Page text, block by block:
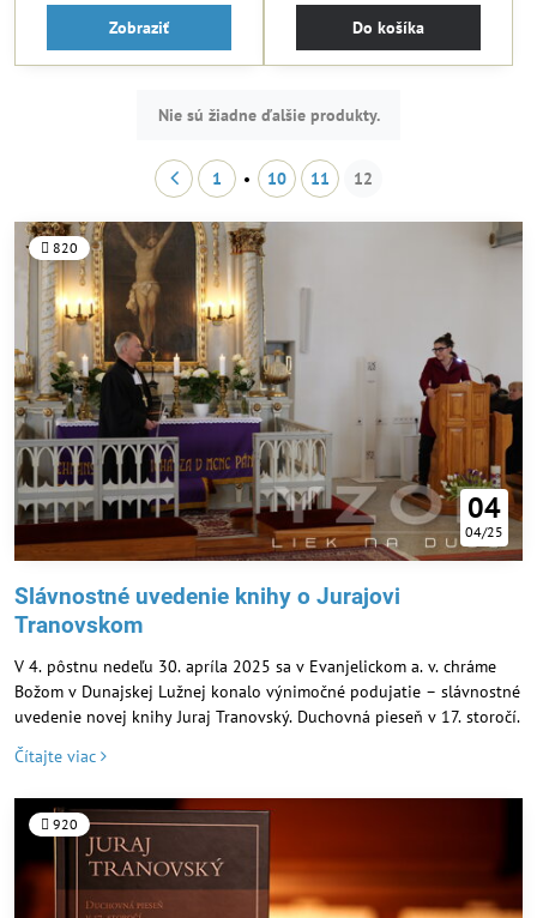
Zobraziť Do košíka
Nie sú žiadne ďalšie produkty.
1 10 11 12
820
04
04/25
Slávnostné uvedenie knihy o Jurajovi
Tranovskom
V 4. pôstnu nedeľu 30. apríla 2025 sa v Evanjelickom a. v. chráme
Božom v Dunajskej Lužnej konalo výnimočné podujatie – slávnostné
uvedenie novej knihy Juraj Tranovský. Duchovná pieseň v 17. storočí.
Čítajte viac
920